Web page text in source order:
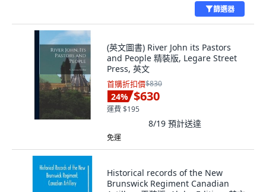
篩選器
(英文圖書) River John its Pastors
and People 精裝版, Legare Street
Press, 英文
首購折扣價$830
24% $630
運費 $195
8/19 預計送達
免運
Historical records of the New
Brunswick Regiment Canadian